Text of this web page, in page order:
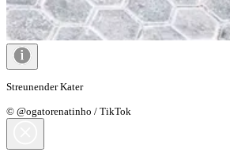
Streunender Kater
© @ogatorenatinho / TikTok